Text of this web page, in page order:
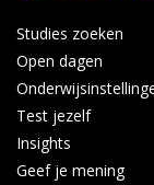
Avans
Studies zoeken
Open dagen
Test jezelf
Insights
Geef je mening